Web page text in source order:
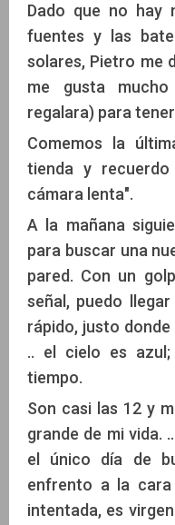
Dado que no hay
fuentes y las
solares, Pietro me
me gusta
regalara) para
Comemos la
tienda y
cámara lenta".
A la mañana
para buscar una
pared. Con un
señal, puedo
rápido, justo
.. el cielo es
tiempo.
Son casi las 12 y
grande de mi vida.
el único día de
enfrento a la cara
intentada, es